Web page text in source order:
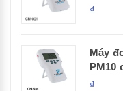
₫
Máy
PM10
₫